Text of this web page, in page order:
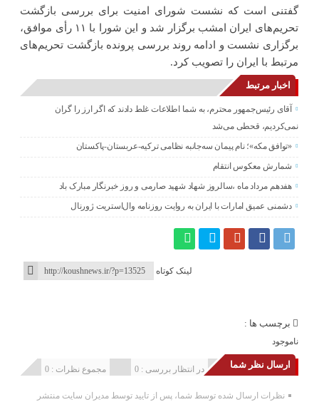
گفتنی است که نشست شورای امنیت برای بررسی بازگشت
تحریم‌های ایران امشب برگزار شد و این شورا با ۱۱ رأی موافق،
برگزاری نشست و ادامه روند بررسی پرونده بازگشت تحریم‌های
مرتبط با ایران را تصویب کرد.
اخبار مرتبط
آقای رئیس‌جمهور محترم، به شما اطلاعات غلط دادند که اگر ارز را گران
نمی‌کردیم، قحطی می‌شد
«توافق مکه»؛ نام پیمان سه‌جانبه نظامی ترکیه-عربستان-پاکستان
شمارش معکوس انتقام
هفدهم مرداد ماه ،سالروز شهاد شهید صارمی و روز خبرنگار مبارک باد
دشمنی عمیق امارات با ایران به روایت روزنامه وال‌استریت ژورنال
لینک کوتاه
برچسب ها :
ناموجود
ارسال نظر شما مجموع نظرات : 0 در انتظار بررسی : 0 انتشار یافته : 0
نظرات ارسال شده توسط شما، پس از تایید توسط مدیران سایت منتشر